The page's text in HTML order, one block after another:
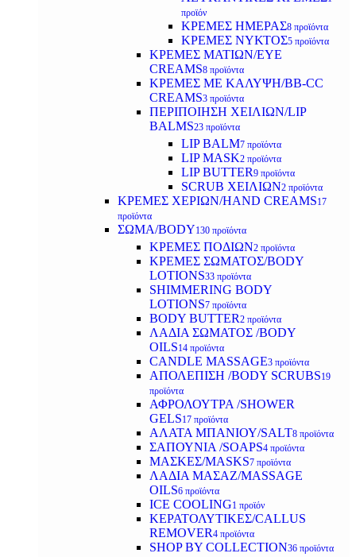
προϊόν
ΚΡΕΜΕΣ ΗΜΕΡΑΣ8 προϊόντα
ΚΡΕΜΕΣ ΝΥΚΤΟΣ5 προϊόντα
ΚΡΕΜΕΣ ΜΑΤΙΩΝ/EYE
CREAMS8 προϊόντα
ΚΡΕΜΕΣ ΜΕ ΚΑΛΥΨΗ/BB-CC
CREAMS3 προϊόντα
ΠΕΡΙΠΟΙΗΣΗ ΧΕΙΛΙΩΝ/LIP
BALMS23 προϊόντα
LIP BALM7 προϊόντα
LIP MASK2 προϊόντα
LIP BUTTER9 προϊόντα
SCRUB ΧΕΙΛΙΩΝ2 προϊόντα
ΚΡΕΜΕΣ ΧΕΡΙΩΝ/HAND CREAMS17
προϊόντα
ΣΩΜΑ/BODY130 προϊόντα
ΚΡΕΜΕΣ ΠΟΔΙΩΝ2 προϊόντα
ΚΡΕΜΕΣ ΣΩΜΑΤΟΣ/BODY
LOTIONS33 προϊόντα
SHIMMERING BODY
LOTIONS7 προϊόντα
BODY BUTTER2 προϊόντα
ΛΑΔΙΑ ΣΩΜΑΤΟΣ /BODY
OILS14 προϊόντα
CANDLE MASSAGE3 προϊόντα
ΑΠΟΛΕΠΙΣΗ /BODY SCRUBS19
προϊόντα
ΑΦΡΟΛΟΥΤΡΑ /SHOWER
GELS17 προϊόντα
ΑΛΑΤΑ ΜΠΑΝΙΟΥ/SALT8 προϊόντα
ΣΑΠΟΥΝΙΑ /SOAPS4 προϊόντα
ΜΑΣΚΕΣ/MASKS7 προϊόντα
ΛΑΔΙΑ ΜΑΣΑΖ/MASSAGE
OILS6 προϊόντα
ICE COOLING1 προϊόν
ΚΕΡΑΤΟΛΥΤΙΚΕΣ/CALLUS
REMOVER4 προϊόντα
SHOP BY COLLECTION36 προϊόντα